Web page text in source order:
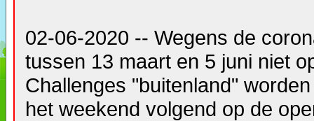
02-06-2020 -- Wegens de
tussen 13 maart en 5 juni niet
Challenges "buitenland"
het weekend volgend op de